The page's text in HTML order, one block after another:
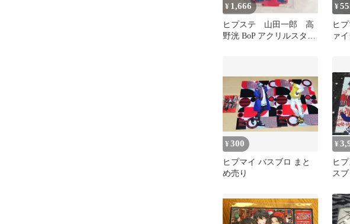
¥ 1,666
ヒプステ 山田一郎 高
野洸 BoP アクリルスタン
¥
ヒ
ァ
¥300
ヒプマイ バスブロ まと
め売り
¥
ヒ
ス